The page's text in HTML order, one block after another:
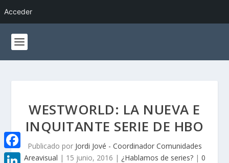
Acceder
WESTWORLD: LA NUEVA E
INQUITANTE SERIE DE HBO
Publicado por Jordi Jové - Coordinador Comunidades
Areavisual | 15 junio, 2016 | ¿Hablamos de series?| 0
F